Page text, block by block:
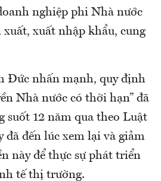
nghiệp phi Nhà nước
xuất, xuất nhập khẩu, cung
Đức nhấn mạnh, quy định
Nhà nước có thời hạn” đã
suốt 12 năm qua theo Luật
đã đến lúc xem lại và giảm
này để thực sự phát triển
tế thị trường.